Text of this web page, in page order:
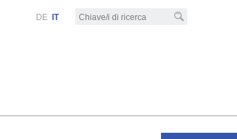
DE IT